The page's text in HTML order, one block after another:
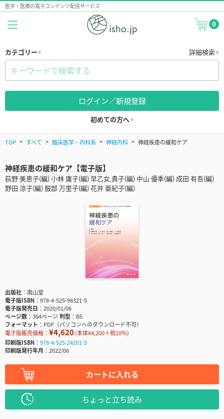
医学・医療の電子コンテンツ配信サービス
0
カテゴリー 詳細検索
ログイン／新規登録
初めての方へ
TOP すべて 臨床医学・内科系 神経内科 神経疾患の緩和ケア
神経疾患の緩和ケア【電子版】
荻野 美恵子(編) 小林 庸子(編) 早乙女 貴子(編) 中山 優季(編) 成田 有吾(編)
野田 涼子(編) 服部 万里子(編) 花井 亜紀子(編)
出版社
南山堂
電子版ISBN
978-4-525-98321-5
電子版発売日
2020/01/06
ページ数
364ページ判型
B5
フォーマット
PDF（パソコンへのダウンロード不可）
電子版販売価格： ¥4,620(本体¥4,200＋税10％)
印刷版ISBN
978-4-525-24201-5
印刷版発行年月
2022/06
カートに入れる
ちょっと立ち読み